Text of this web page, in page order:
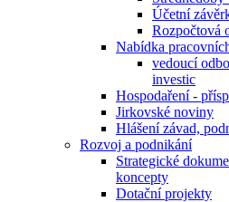
Účetní
Rozpočtová
Nabídka
vedoucí
investic
Hospodaření -
Jirkovské noviny
Hlášení závad,
Rozvoj a podnikání
Strategické
koncepty
Dotační projekty